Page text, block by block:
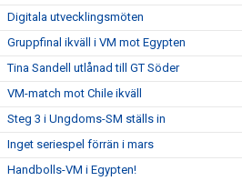
Digitala utvecklingsmöten
Gruppfinal ikväll i VM mot Egypten
Tina Sandell utlånad till GT Söder
VM-match mot Chile ikväll
Steg 3 i Ungdoms-SM ställs in
Inget seriespel förrän i mars
Handbolls-VM i Egypten!